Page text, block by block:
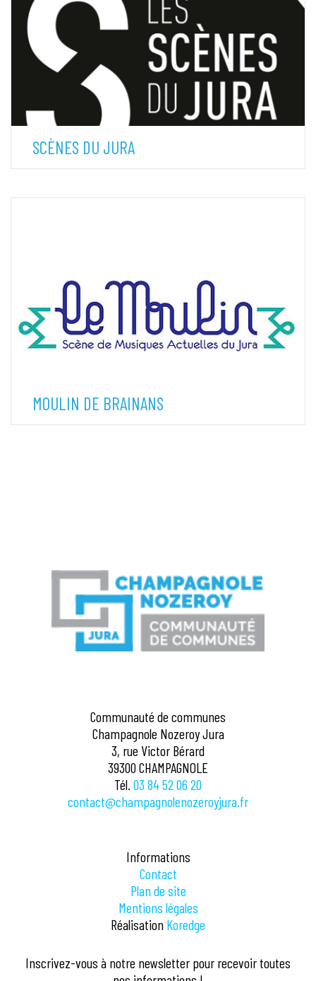
SCÈNES DU JURA
MOULIN DE BRAINANS
Communauté de communes
Champagnole Nozeroy Jura
3, rue Victor Bérard
39300 CHAMPAGNOLE
Tél. 03 84 52 06 20
contact@champagnolenozeroyjura.fr
Informations
Contact
Plan de site
Mentions légales
Réalisation Koredge
Inscrivez-vous à notre newsletter pour recevoir toutes